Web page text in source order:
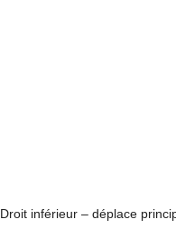
Droit inférieur – déplace